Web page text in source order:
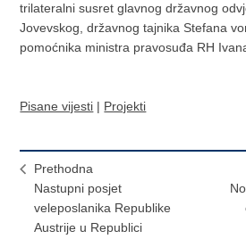
trilateralni susret glavnog državnog
Jovevskog, državnog tajnika Stefana
pomoćnika ministra pravosuđa RH
Pisane vijesti | Projekti
Prethodna
Nastupni posjet
veleposlanika Republike
Austrije u Republici